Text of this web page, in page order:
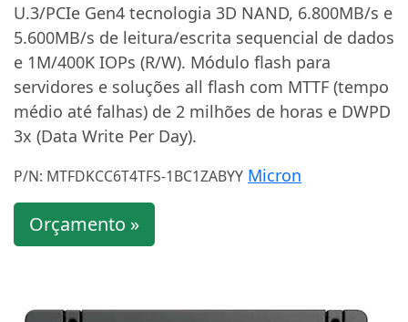
U.3/PCIe Gen4 tecnologia 3D NAND, 6.800MB/s e
5.600MB/s de leitura/escrita sequencial de dados
e 1M/400K IOPs (R/W). Módulo flash para
servidores e soluções all flash com MTTF (tempo
médio até falhas) de 2 milhões de horas e DWPD
3x (Data Write Per Day).
P/N: MTFDKCC6T4TFS-1BC1ZABYY Micron
Orçamento »